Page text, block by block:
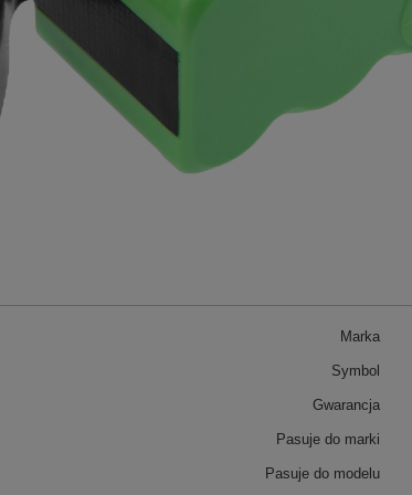
Marka
Symbol
Gwarancja
Pasuje do marki
Pasuje do modelu